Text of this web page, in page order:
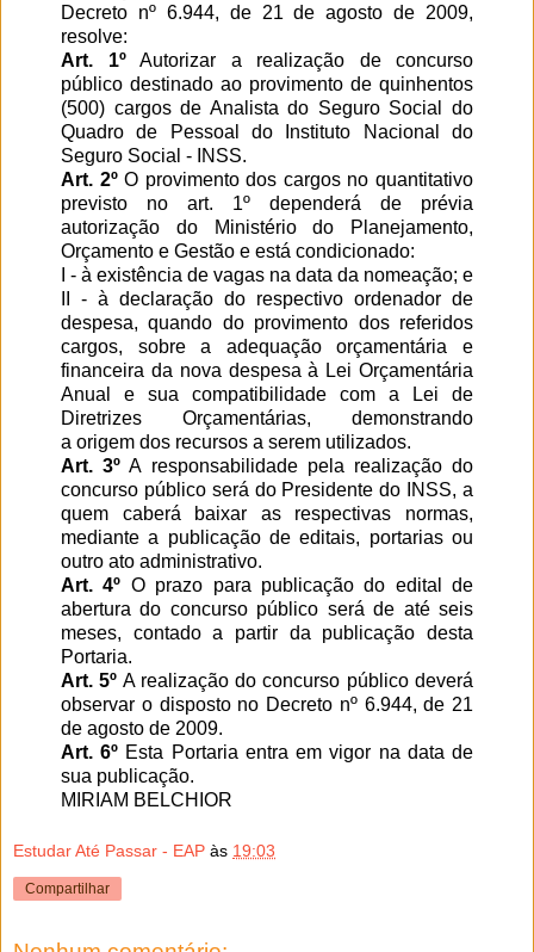
Decreto nº 6.944, de 21 de agosto de 2009,
resolve:
Art. 1ºAutorizar a realização de concurso
público destinado ao provimento de quinhentos
(500) cargos de Analista do Seguro Social do
Quadro de Pessoal do Instituto Nacional do
Seguro Social - INSS.
Art. 2ºO provimento dos cargos no quantitativo
previsto no art. 1º dependerá de prévia
autorização do Ministério do Planejamento,
Orçamento e Gestão e está condicionado:
I - à existência de vagas na data da nomeação; e
II - à declaração do respectivo ordenador de
despesa, quando do provimento dos referidos
cargos, sobre a adequação orçamentária e
financeira da nova despesa à Lei Orçamentária
Anual e sua compatibilidade com a Lei de
Diretrizes Orçamentárias, demonstrando
a origem dos recursos a serem utilizados.
Art. 3º A responsabilidade pela realização do
concurso público será do Presidente do INSS, a
quem caberá baixar as respectivas normas,
mediante a publicação de editais, portarias ou
outro ato administrativo.
Art. 4º O prazo para publicação do edital de
abertura do concurso público será de até seis
meses, contado a partir da publicação desta
Portaria.
Art. 5º A realização do concurso público deverá
observar o disposto no Decreto nº 6.944, de 21
de agosto de 2009.
Art. 6º Esta Portaria entra em vigor na data de
sua publicação.
MIRIAM BELCHIOR
Estudar Até Passar - EAP às 19:03
Compartilhar